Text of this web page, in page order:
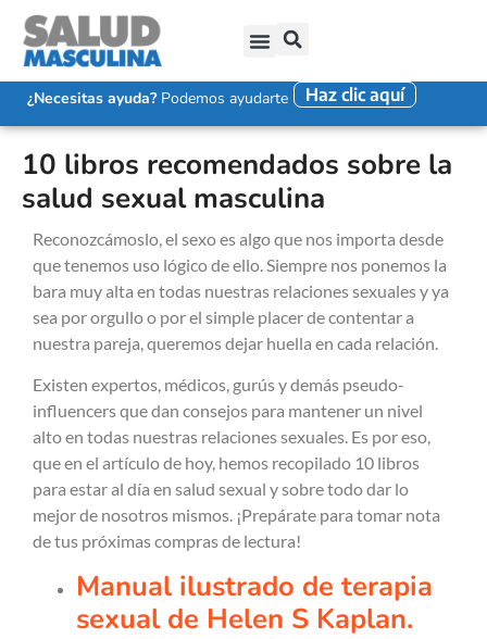
¿Necesitas ayuda?Podemos ayudarte Haz clic aquí
10 libros recomendados sobre la
salud sexual masculina
Reconozcámoslo, el sexo es algo que nos importa desde
que tenemos uso lógico de ello. Siempre nos ponemos la
bara muy alta en todas nuestras relaciones sexuales y ya
sea por orgullo o por el simple placer de contentar a
nuestra pareja, queremos dejar huella en cada relación.
Existen expertos, médicos, gurús y demás pseudo-
influencers que dan consejos para mantener un nivel
alto en todas nuestras relaciones sexuales. Es por eso,
que en el artículo de hoy, hemos recopilado 10 libros
para estar al día en salud sexual y sobre todo dar lo
mejor de nosotros mismos. ¡Prepárate para tomar nota
de tus próximas compras de lectura!
Manual ilustrado de terapia
sexual de Helen S Kaplan.